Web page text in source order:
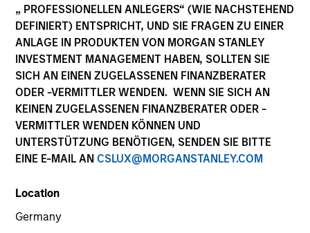
„ PROFESSIONELLEN ANLEGERS“ (WIE NACHSTEHEND
DEFINIERT) ENTSPRICHT, UND SIE FRAGEN ZU EINER
ANLAGE IN PRODUKTEN VON MORGAN STANLEY
INVESTMENT MANAGEMENT HABEN, SOLLTEN SIE
SICH AN EINEN ZUGELASSENEN FINANZBERATER
ODER -VERMITTLER WENDEN. WENN SIE SICH AN
KEINEN ZUGELASSENEN FINANZBERATER ODER -
VERMITTLER WENDEN KÖNNEN UND
UNTERSTÜTZUNG BENÖTIGEN, SENDEN SIE BITTE
EINE E-MAIL AN CSLUX@MORGANSTANLEY.COM
Location
Germany